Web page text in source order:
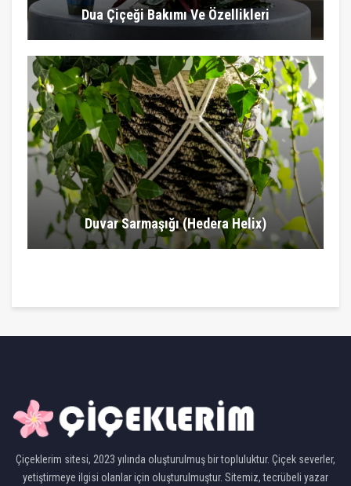
Dua Çiçeği Bakımı Ve Özellikleri
Duvar Sarmaşığı (Hedera Helix)
Çiçeklerim sitesi, 2023 yılında oluşturulmuş bir topluluktur. Çiçek severler,
yetiştirmeye ilgisi olanlar için oluşturulmuştur. Sitemiz, tecrübeli yazar